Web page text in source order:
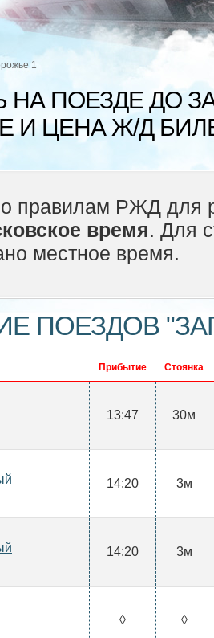
1
НА ПОЕЗДЕ ДО
И ЦЕНА Ж/Д
правилам РЖД для
время. Для
местное время.
ПОЕЗДОВ
Прибытие Стоянка
13:47 30м
14:20 3м
14:20 3м
◊ ◊